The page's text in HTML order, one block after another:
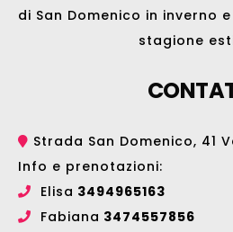
di San Domenico in inverno
stagione
Strada San Domenico, 41
Info e prenotazioni:
Elisa 3494965163
Fabiana 3474557856